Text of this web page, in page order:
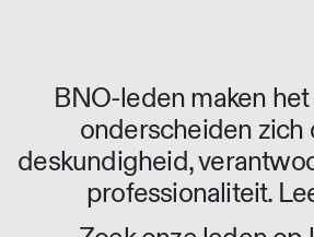
BNO-leden maken
onderscheiden zich
deskundigheid,
professionaliteit.